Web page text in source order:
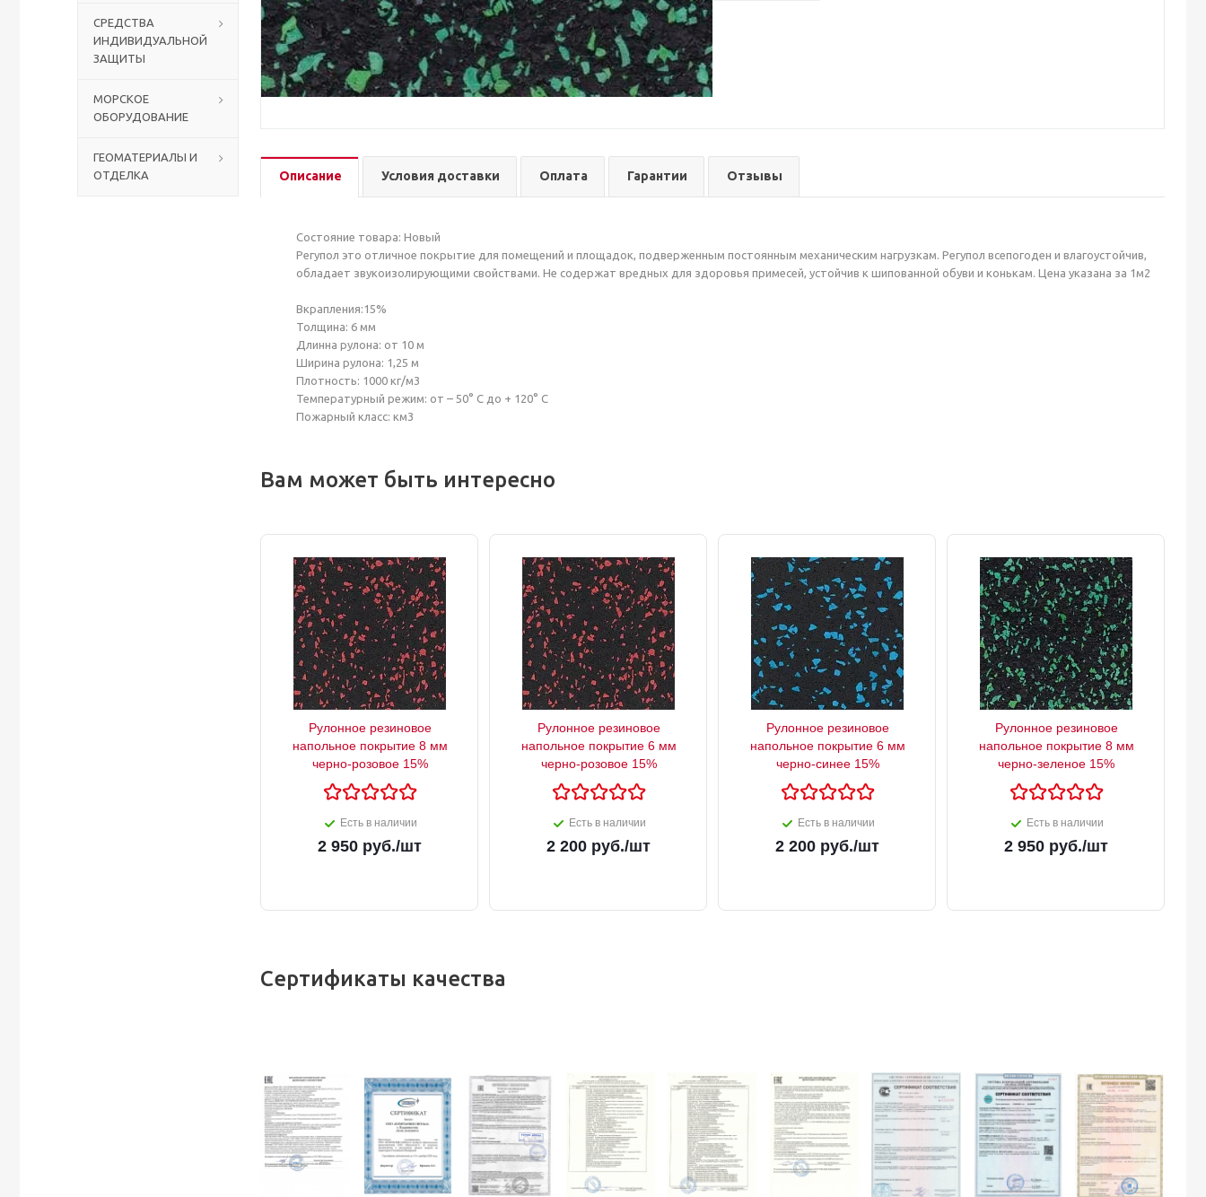
СРЕДСТВА
ИНДИВИДУАЛЬНОЙ
ЗАЩИТЫ
МОРСКОЕ
ОБОРУДОВАНИЕ
ГЕОМАТЕРИАЛЫ И
ОТДЕЛКА
Описание Условия доставки Оплата Гарантии Отзывы
Состояние товара: Новый
Регупол это отличное покрытие для помещений и площадок, подверженным постоянным механическим нагрузкам. Регупол всепогоден и влагоустойчив,
обладает звукоизолирующими свойствами. Не содержат вредных для здоровья примесей, устойчив к шипованной обуви и конькам. Цена указана за 1м2
Вкрапления:15%
Толщина: 6 мм
Длинна рулона: от 10 м
Ширина рулона: 1,25 м
Плотность: 1000 кг/м3
Температурный режим: от – 50° С до + 120° С
Пожарный класс: км3
Вам может быть интересно
Рулонное резиновое
напольное покрытие 8 мм
черно-розовое 15%
Есть в наличии
2 950 руб./шт
Рулонное резиновое
напольное покрытие 6 мм
черно-розовое 15%
Есть в наличии
2 200 руб./шт
Рулонное резиновое
напольное покрытие 6 мм
черно-синее 15%
Есть в наличии
2 200 руб./шт
Рулонное резиновое
напольное покрытие 8 мм
черно-зеленое 15%
Есть в наличии
2 950 руб./шт
Сертификаты качества
Столы с лавками
Биометрические терминалы
Аккумуляторы аккумуляторные батареи для ИБП